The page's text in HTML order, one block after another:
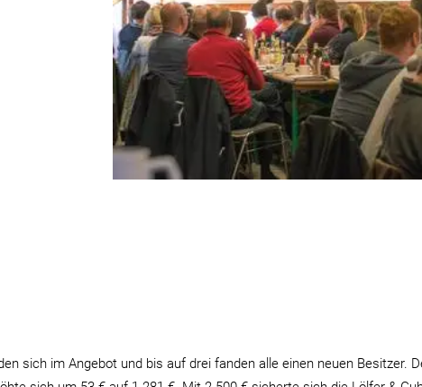
sich im Angebot und bis auf drei fanden alle einen neuen Besitzer.